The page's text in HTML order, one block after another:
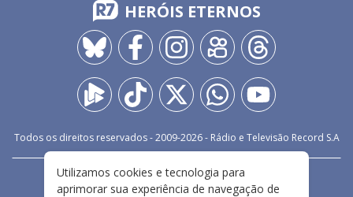
HERÓIS ETERNOS
Todos os direitos reservados - 2009-2026- Rádio e Televisão Record S.A
FALE CONOSCO
PRIVACIDADE
Utilizamos cookies e tecnologia para
aprimorar sua experiência de navegação de